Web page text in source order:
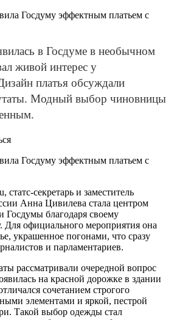
в Госдуме в необычном
живой интерес у
платья обсуждали
Модный выбор чиновницы
секретарь и заместитель
Анна Цивилева стала центром
Госдумы благодаря своему
Для официального мероприятия она
украшенное погонами, что сразу
и парламентариев.
рассматривали очередной вопрос
на красной дорожке в здании
сочетанием строгого
элементами и яркой, пестрой
Такой выбор одежды стал